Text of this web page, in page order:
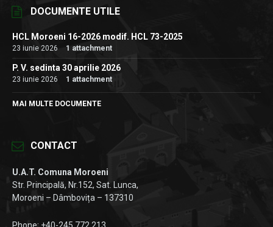
DOCUMENTE UTILE
HCL Moroeni 16-2026 modif. HCL 73-2025
23 iunie 2026 1 attachment
P. V. sedinta 30 aprilie 2026
23 iunie 2026 1 attachment
MAI MULTE DOCUMENTE
CONTACT
U.A.T. Comuna Moroeni
Str. Principală, Nr.152, Sat. Lunca,
Moroeni – Dâmbovița – 137310
Phone: +40-245.772.213